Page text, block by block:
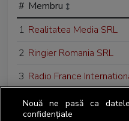
# Membru
1 Realitatea Media SRL
2 Ringier Romania SRL
3 Radio France
Romania SRL
4 Radulescu Consulting
Nouă ne pasă ca
confidențiale